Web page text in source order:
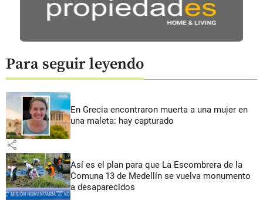
Para seguir leyendo
En Grecia encontraron muerta a una mujer en
una maleta: hay capturado
share
Así es el plan para que La Escombrera de la
Comuna 13 de Medellín se vuelva monumento
a desaparecidos